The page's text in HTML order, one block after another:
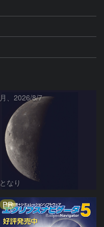
月、2026/8/7
となり
PR